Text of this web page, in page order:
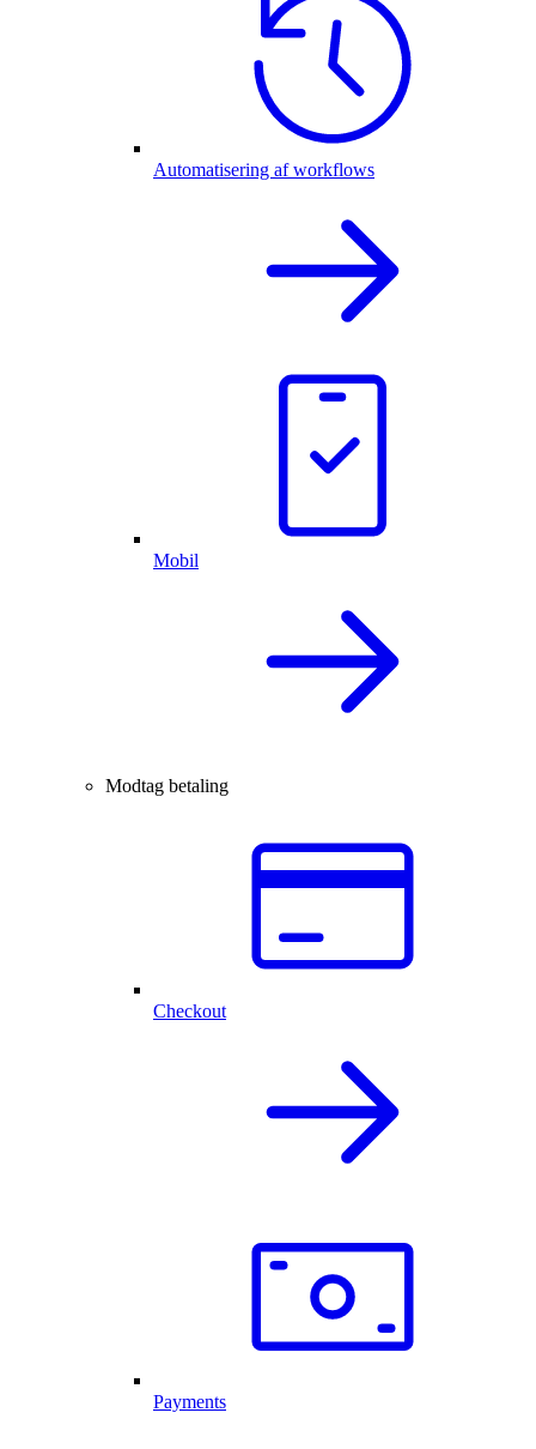
Automatisering af workflows
Mobil
Modtag betaling
Checkout
Payments